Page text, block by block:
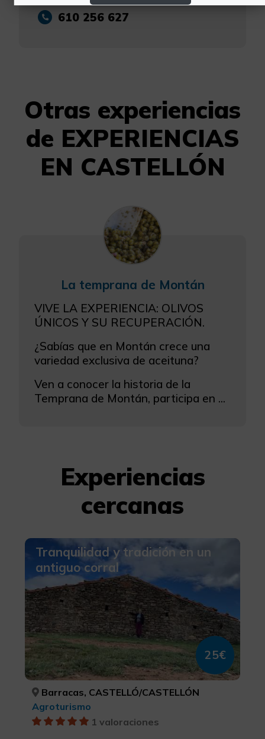
610 256 627
Otras experiencias
de EXPERIENCIAS
EN CASTELLÓN
La temprana de Montán
VIVE LA EXPERIENCIA: OLIVOS
ÚNICOS Y SU RECUPERACIÓN.
¿Sabías que en Montán crece una
variedad exclusiva de aceituna?
Ven a conocer la historia de la
Temprana de Montán, participa en ...
Experiencias
cercanas
Tranquilidad y tradición en un
antiguo corral
25€
Barracas, CASTELLÓ/CASTELLÓN
Agroturismo
1 valoraciones
Configurar Cookies